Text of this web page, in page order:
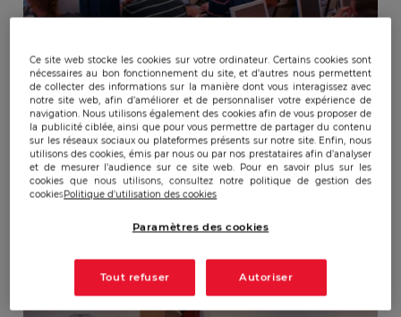
FORMATIONS MBA
Risques et Intelligence
Économique (M1 RIE)
Ce site web stocke les cookies sur votre ordinateur. Certains cookies sont
nécessaires au bon fonctionnement du site, et d’autres nous permettent
de collecter des informations sur la manière dont vous interagissez avec
notre site web, afin d’améliorer et de personnaliser votre expérience de
navigation. Nous utilisons également des cookies afin de vous proposer de
la publicité ciblée, ainsi que pour vous permettre de partager du contenu
sur les réseaux sociaux ou plateformes présents sur notre site. Enfin, nous
utilisons des cookies, émis par nous ou par nos prestataires afin d’analyser
et de mesurer l’audience sur ce site web. Pour en savoir plus sur les
cookies que nous utilisons, consultez notre politique de gestion des
cookiesPolitique d'utilisation des cookies
Paramètres des cookies
Tout refuser Autoriser